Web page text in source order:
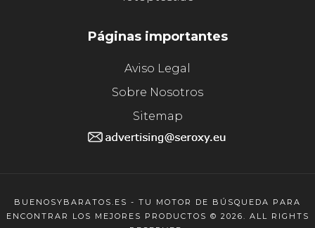
Páginas importantes
Aviso Legal
Sobre Nosotros
Sitemap
BUENOSYBARATOS.ES - TU MOTOR DE BÚSQUEDA PARA
ENCONTRAR LOS MEJORES PRODUCTOS © 2026. ALL RIGHTS